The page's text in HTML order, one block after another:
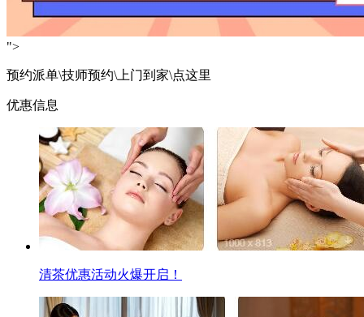
">
预约派单\技师预约\上门到家\点这里
优惠信息
清茶优惠活动火爆开启！